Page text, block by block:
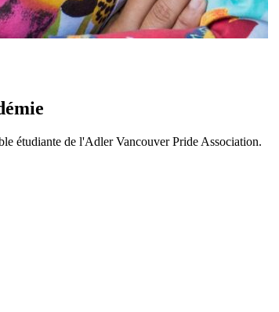
étudiante de l'Adler Vancouver Pride Association.